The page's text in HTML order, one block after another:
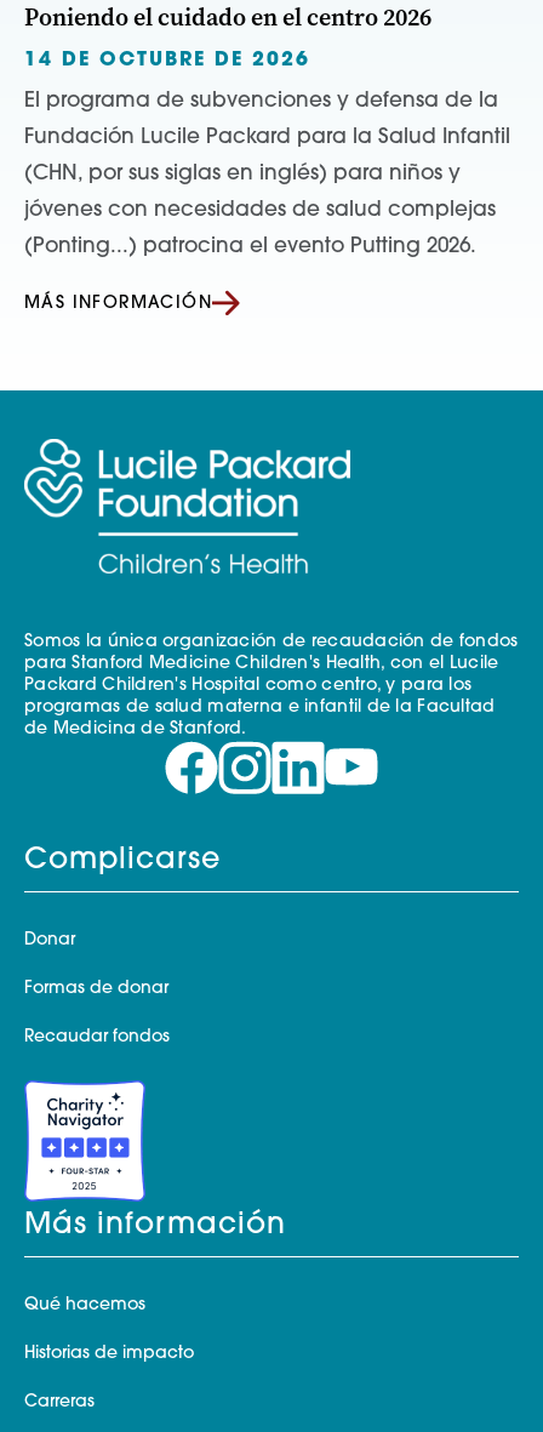
Poniendo el cuidado en el centro 2026
14 DE OCTUBRE DE 2026
El programa de subvenciones y defensa de la
Fundación Lucile Packard para la Salud Infantil
(CHN, por sus siglas en inglés) para niños y
jóvenes con necesidades de salud complejas
(Ponting...) patrocina el evento Putting 2026.
MÁS INFORMACIÓN
Somos la única organización de recaudación de fondos
para Stanford Medicine Children's Health, con el Lucile
Packard Children's Hospital como centro, y para los
programas de salud materna e infantil de la Facultad
de Medicina de Stanford.
Complicarse
Donar
Formas de donar
Recaudar fondos
Más información
Qué hacemos
Historias de impacto
Carreras